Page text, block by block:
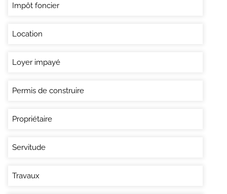
Impôt foncier
Location
Loyer impayé
Permis de construire
Propriétaire
Servitude
Travaux